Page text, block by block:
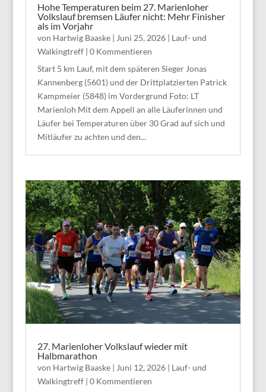
Hohe Temperaturen beim 27. Marienloher
Volkslauf bremsen Läufer nicht: Mehr Finisher
als im Vorjahr
von Hartwig Baaske| Juni 25, 2026| Lauf- und
Walkingtreff| 0 Kommentieren
Start 5 km Lauf, mit dem späteren Sieger Jonas
Kannenberg (5601) und der Drittplatzierten Patrick
Kampmeier (5848) im Vordergrund Foto: LT
Marienloh Mit dem Appell an alle Läuferinnen und
Läufer bei Temperaturen über 30 Grad auf sich und
Mitläufer zu achten und den...
27. Marienloher Volkslauf wieder mit
Halbmarathon
von Hartwig Baaske| Juni 12, 2026| Lauf- und
Walkingtreff| 0 Kommentieren